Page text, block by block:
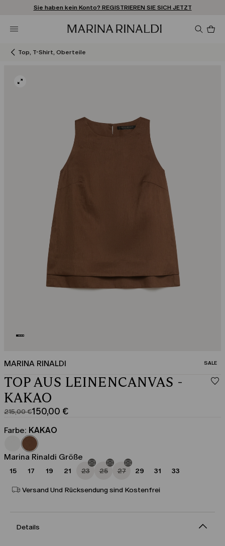
KOSTENLOSE LIEFERUNG UND RÜCKSENDUNG
Sie haben kein Konto? REGISTRIEREN SIE SICH JETZT
STORE LOCATOR
Top, T-Shirt, Oberteile
MARINA RINALDI SALE
TOP AUS LEINENCANVAS -
KAKAO
215,00 €
Ursprünglicher
Preis
215,00
150,00 €
Aktueller
Preis
150,00
Farbe: KAKAO
Marina Rinaldi Größe
15 17 19 21 23 25 27 29 31 33
Versand Und Rücksendung sind Kostenfrei
Details